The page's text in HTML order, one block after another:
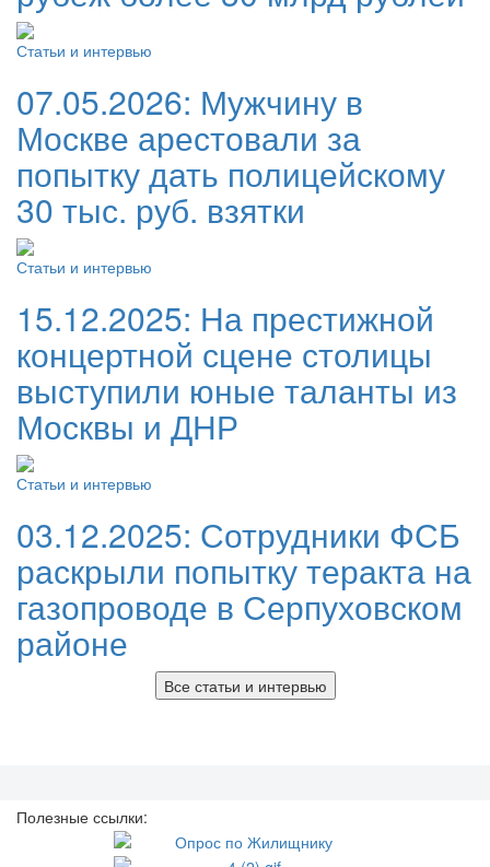
Статьи и интервью
07.05.2026: Мужчину в
Москве арестовали за
попытку дать полицейскому
30 тыс. руб. взятки
Статьи и интервью
15.12.2025: На престижной
концертной сцене столицы
выступили юные таланты из
Москвы и ДНР
Статьи и интервью
03.12.2025: Сотрудники ФСБ
раскрыли попытку теракта на
газопроводе в Серпуховском
районе
Все статьи и интервью
Полезные ссылки: